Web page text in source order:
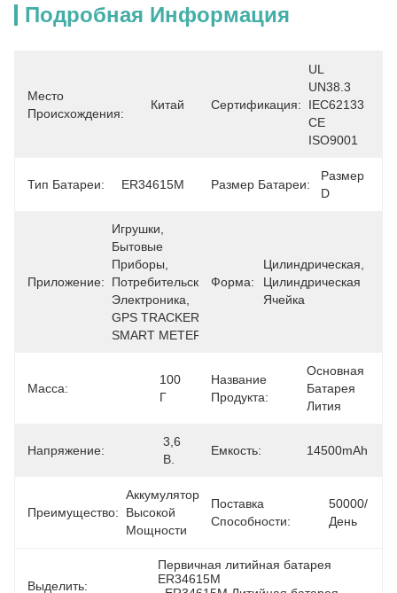
Подробная Информация
Место
Происхождения:
Китай Сертификация:
UL
UN38.3
IEC62133
CE
ISO9001
Тип Батареи: ER34615M Размер Батареи:
Размер
D
Приложение:
Игрушки,
Бытовые
Приборы,
Потребительская
Электроника,
GPS TRACKER
SMART METERS
Форма:
Цилиндрическая,
Цилиндрическая
Ячейка
Масса:
100
Г
Название
Продукта:
Основная
Батарея
Лития
Напряжение:
3,6
В.
Емкость: 14500mAh
Преимущество:
Аккумулятор
Высокой
Мощности
Поставка
Способности:
50000/
День
Выделить:
Первичная литийная батарея
ER34615M